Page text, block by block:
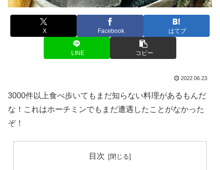
X Facebook はてブ
LINE コピー
2022.06.23
3000件以上食べ歩いてもまだ知らない料理があるもんだ
な！これはホーチミンでもまだ遭遇したことがなかった
ぞ！
目次